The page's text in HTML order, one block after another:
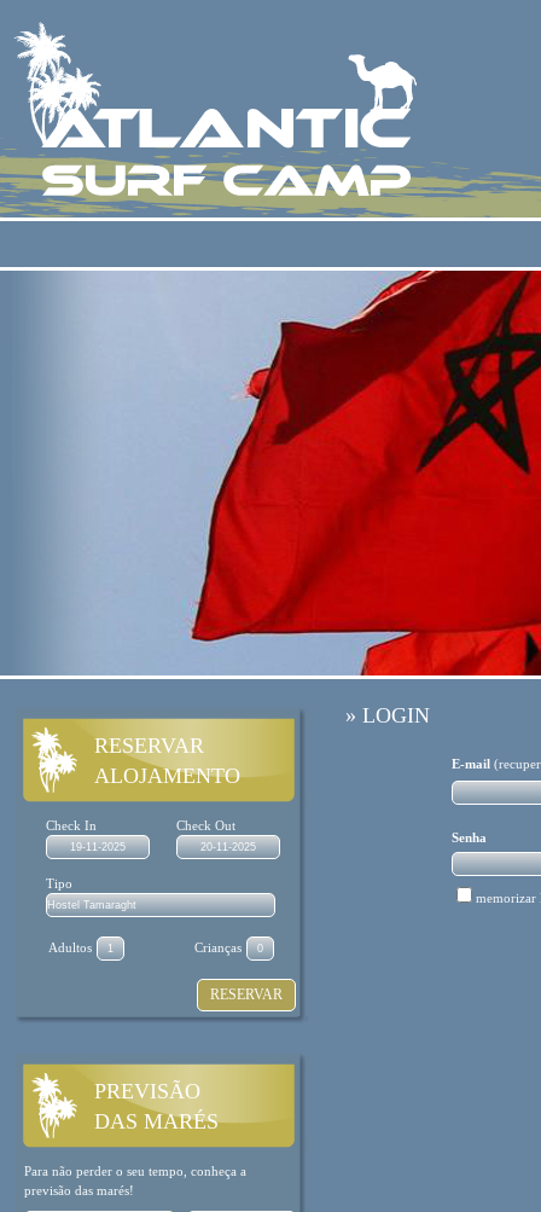
RESERVAR
ALOJAMENTO
Check In Check Out
Tipo
Adultos Crianças
PREVISÃO
DAS MARÉS
Para não perder o seu tempo, conheça a
previsão das marés!
» LOGIN
E-mail (
Senha
memorizar